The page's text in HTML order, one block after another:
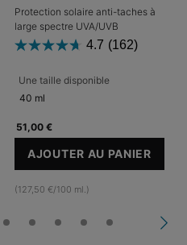
ULTRA SERUM
Protection solaire anti-taches à
large spectre UVA/UVB
4.7 (162)
Une taille disponible
40 ml
51,00 €
AJOUTER AU PANIER
ADVANCED
(127,50 €/100 ml.)